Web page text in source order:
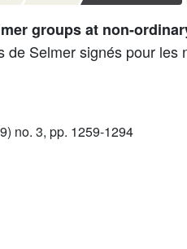
groups at non-
Selmer signés pour les
no. 3, pp. 1259-1294